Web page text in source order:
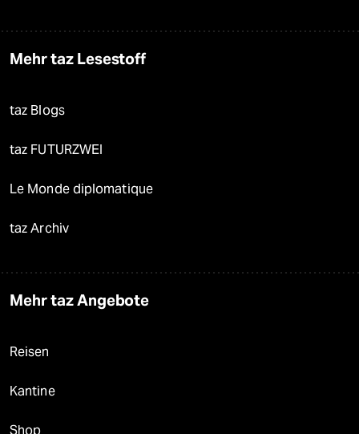
Mehr taz Lesestoff
taz Blogs
taz FUTURZWEI
Le Monde diplomatique
taz Archiv
Mehr taz Angebote
Reisen
Kantine
Shop